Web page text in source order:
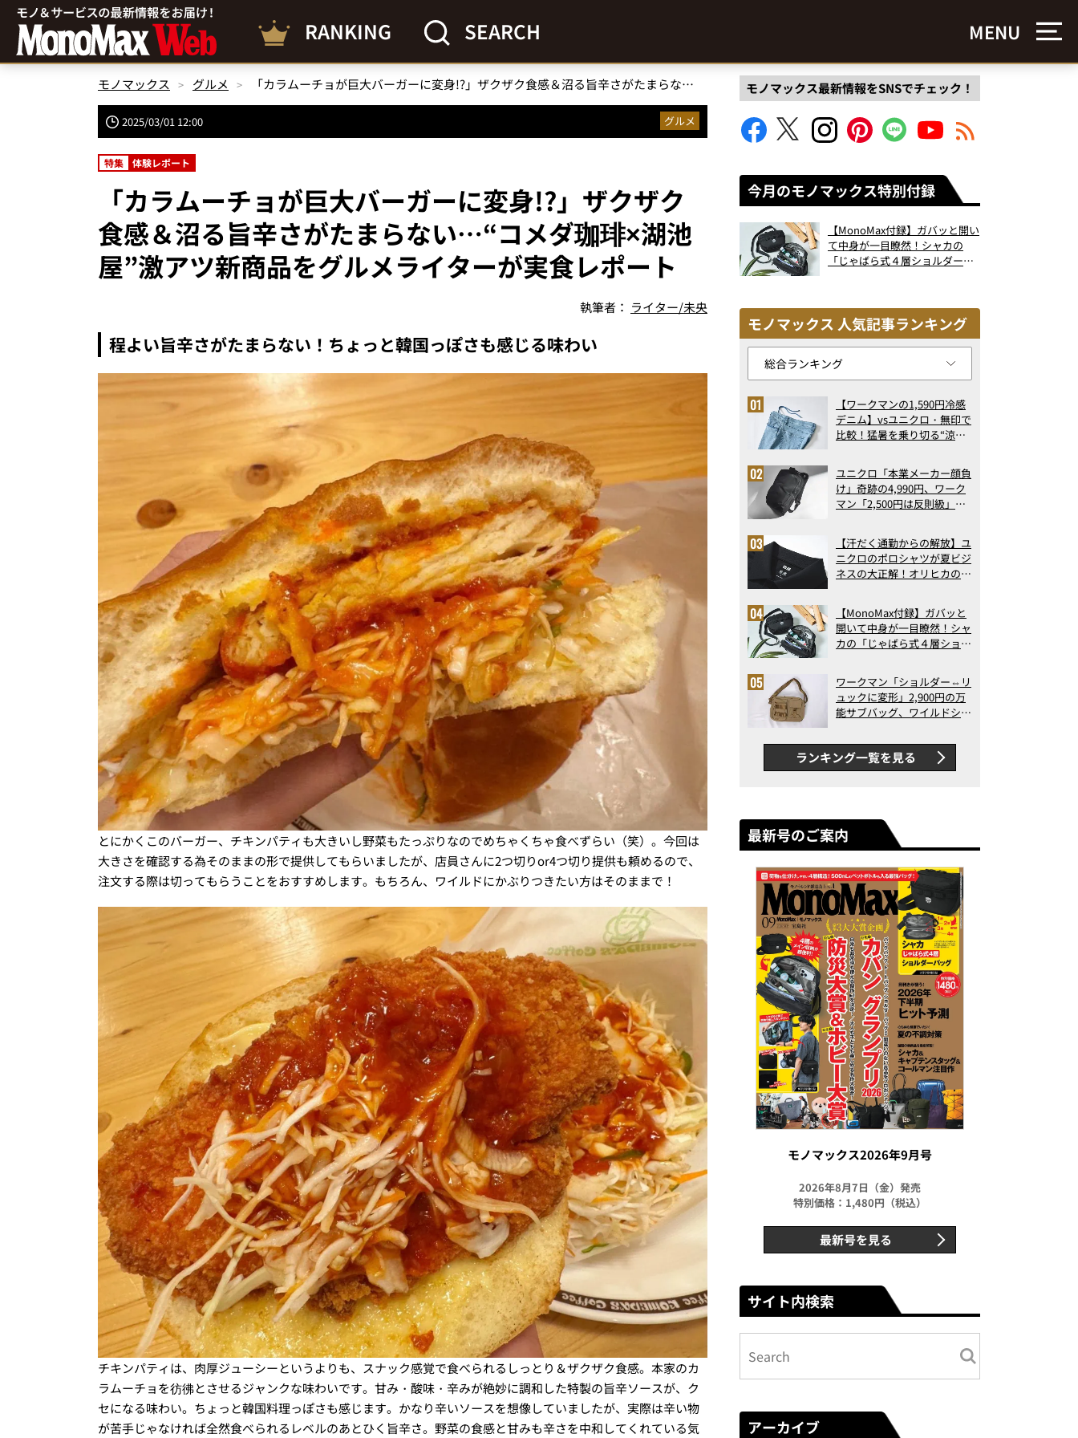
RANKING SEARCH MENU
モノマックス グルメ 「カラムーチョが巨大バーガーに変身!?」ザクザク食感＆沼る旨辛さがたまらない…“コメダ珈琲×湖池屋”激アツ新商品をグルメライターが実食レポート
2025/03/01 12:00 グルメ
特集 体験レポート
「カラムーチョが巨大バーガーに変身!?」ザクザク
食感＆沼る旨辛さがたまらない…“コメダ珈琲×湖池
屋”激アツ新商品をグルメライターが実食レポート
執筆者： ライター/未央
程よい旨辛さがたまらない！ちょっと韓国っぽさも感じる味わい
とにかくこのバーガー、チキンパティも大きいし野菜もたっぷりなのでめちゃくちゃ食べずらい（笑）。今回は
大きさを確認する為そのままの形で提供してもらいましたが、店員さんに2つ切りor4つ切り提供も頼めるので、
注文する際は切ってもらうことをおすすめします。もちろん、ワイルドにかぶりつきたい方はそのままで！
チキンパティは、肉厚ジューシーというよりも、スナック感覚で食べられるしっとり＆ザクザク食感。本家のカ
ラムーチョを彷彿とさせるジャンクな味わいです。甘み・酸味・辛みが絶妙に調和した特製の旨辛ソースが、ク
セになる味わい。ちょっと韓国料理っぽさも感じます。かなり辛いソースを想像していましたが、実際は辛い物
が苦手じゃなければ全然食べられるレベルのあとひく旨辛さ。野菜の食感と甘みも辛さを中和してくれている気
モノマックス最新情報をSNSでチェック！
今月のモノマックス特別付録
【MonoMax付録】ガバッと開い
て中身が一目瞭然！シャカの
「じゃばら式４層ショルダーバ
モノマックス 人気記事ランキング
【ワークマンの1,590円冷感
デニム】vsユニクロ・無印で
比較！猛暑を乗り切る“涼感
で決定版
ユニクロ「本業メーカー顔負
け」奇跡の4,990円、ワーク
マン「2,500円は反則級」凄
ト3】（2026年6月版）
【汗だく通勤からの解放】ユ
ニクロのポロシャツが夏ビジ
ネスの大正解！オリヒカの透
アの実力
【MonoMax付録】ガバッと
開いて中身が一目瞭然！シャ
カの「じゃばら式４層ショル
った！
ワークマン「ショルダー⇔リ
ュックに変形」2,900円の万
能サブバッグ、ワイルドシン
録…ほか【休日バッグの人気
記事ランキングベスト3】
（2026年6月版）
ランキング一覧を見る
最新号のご案内
モノマックス2026年9月号
2026年8月7日（金）発売
特別価格：1,480円（税込）
最新号を見る
サイト内検索
アーカイブ